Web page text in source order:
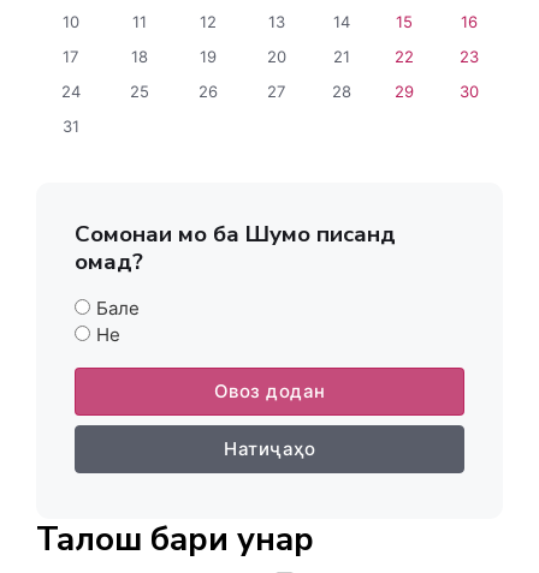
10
11 12 13 14 15
16
17
18 19 20 21 22
23
24
25 26 27 28 29
30
31
Сомонаи мо ба Шумо писанд
омад?
Бале
Не
Овоз додан
Натиҷаҳо
Талош баҳри ҳунар